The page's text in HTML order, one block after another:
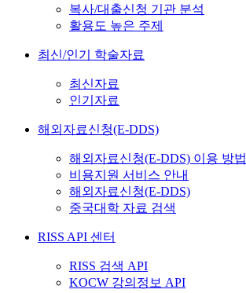
복사/대출신청 기관 분석
활용도 높은 주제
최신/인기 학술자료
최신자료
인기자료
해외자료신청(E-DDS)
해외자료신청(E-DDS) 이용 방법
비용지원 서비스 안내
해외자료신청(E-DDS)
중국대학 자료 검색
RISS API 센터
RISS 검색 API
KOCW 강의정보 API